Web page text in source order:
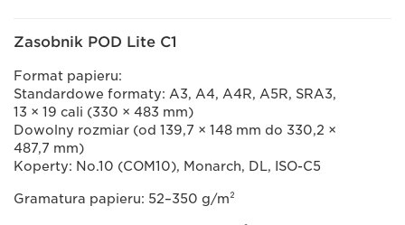
Zasobnik POD Lite C1
Format papieru:
Standardowe formaty: A3, A4, A4R, A5R, SRA3,
13 × 19 cali (330 × 483 mm)
Dowolny rozmiar (od 139,7 × 148 mm do 330,2 ×
487,7 mm)
Koperty: No.10 (COM10), Monarch, DL, ISO-C5
Gramatura papieru: 52–350 g/m²